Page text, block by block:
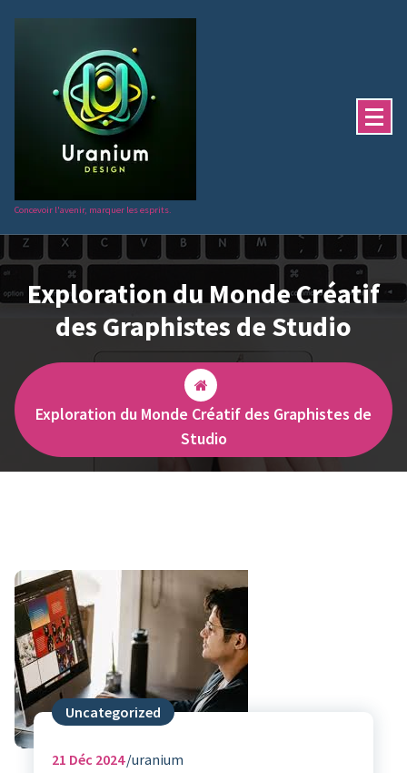
Concevoir l'avenir, marquer les esprits.
Exploration du Monde Créatif
des Graphistes de Studio
Exploration du Monde Créatif des Graphistes de
Studio
Uncategorized
21 Déc 2024 uranium